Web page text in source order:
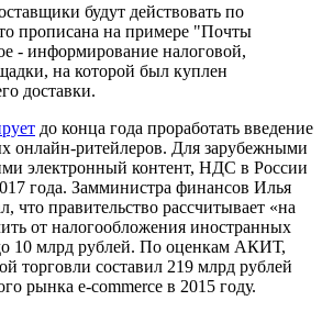
будут действовать по
прописана на примере "Почты
- информирование налоговой,
на которой был куплен
доставки.
до конца года проработать введение
онлайн-ритейлеров. Для зарубежными
электронный контент, НДС в России
года. Замминистра финансов Илья
что правительство рассчитывает «на
от налогообложения иностранных
10 млрд рублей. По оценкам АКИТ,
торговли составил 219 млрд рублей
рынка e-commerce в 2015 году.